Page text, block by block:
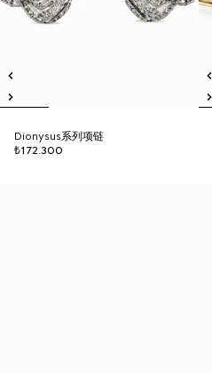
Dionysus系列项链
₺172.300